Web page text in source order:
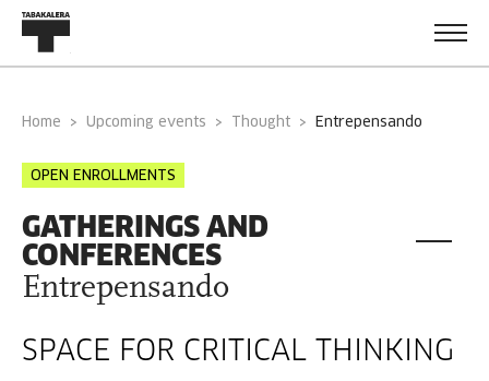
Home Upcoming events Thought entrepensando
OPEN ENROLLMENTS
GATHERINGS AND
CONFERENCES
Entrepensando
SPACE FOR CRITICAL THINKING